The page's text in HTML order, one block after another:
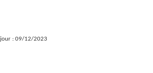
jour : 09/12/2023